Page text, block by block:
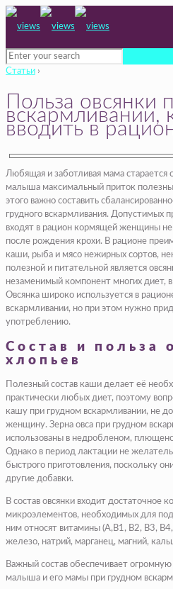
Статьи ›
Польза овсянки
вскармливании,
вводить в
Любящая и заботливая мама старается
малыша максимальный приток
этого важно составить
грудного вскармливания. Допустимых
входят в рацион кормящей женщины
после рождения крохи. В рационе
каши, рыба и мясо нежирных сортов,
полезной и питательной является
незаменимый компонент многих диет,
Овсянка широко используется в
вскармливании, но при этом нужно
употреблению.
Состав и польза
хлопьев
Полезный состав каши делает её
практически любых диет, поэтому
кашу при грудном вскармливании, не
женщину. Зерна овса при грудном
использованы в недробленом,
Однако в период лактации не
быстрого приготовления, поскольку
другие добавки.
В состав овсянки входит достаточное
микроэлементов, необходимых для
ним относят витамины (А,В1, В2, В3,
железо, натрий, марганец, магний,
Важный состав обеспечивает
малыша и его мамы при грудном